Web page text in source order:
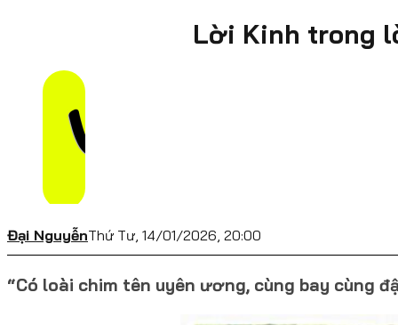
Lời Kinh trong
Đại NguyễnThứ Tư, 14/01/2026, 20:00
“Có loài chim tên uyên ương, cùng bay cùng